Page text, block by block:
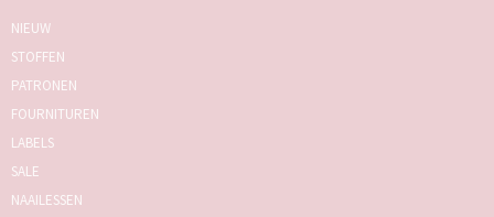
NIEUW
STOFFEN
PATRONEN
FOURNITUREN
LABELS
SALE
NAAILESSEN